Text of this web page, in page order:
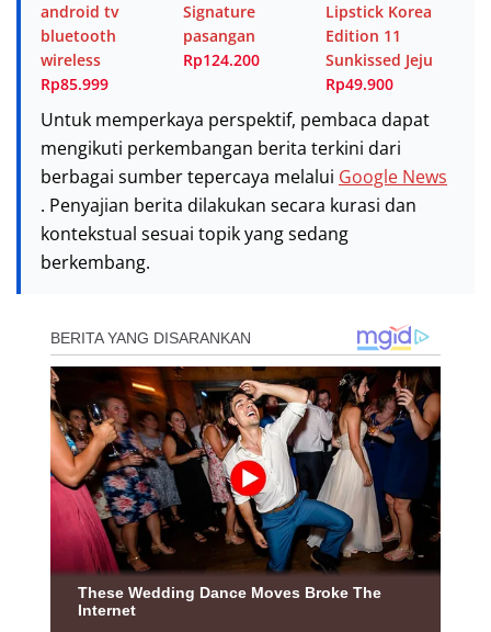
android tv
bluetooth
wireless
Rp85.999
Signature
pasangan
Rp124.200
Lipstick Korea
Edition 11
Sunkissed Jeju
Rp49.900
Untuk memperkaya perspektif, pembaca dapat
mengikuti perkembangan berita terkini dari
berbagai sumber tepercaya melalui Google News
. Penyajian berita dilakukan secara kurasi dan
kontekstual sesuai topik yang sedang
berkembang.